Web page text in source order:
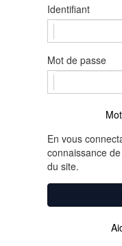
Identifiant
Mot de passe
En vous
connaissance
du site.